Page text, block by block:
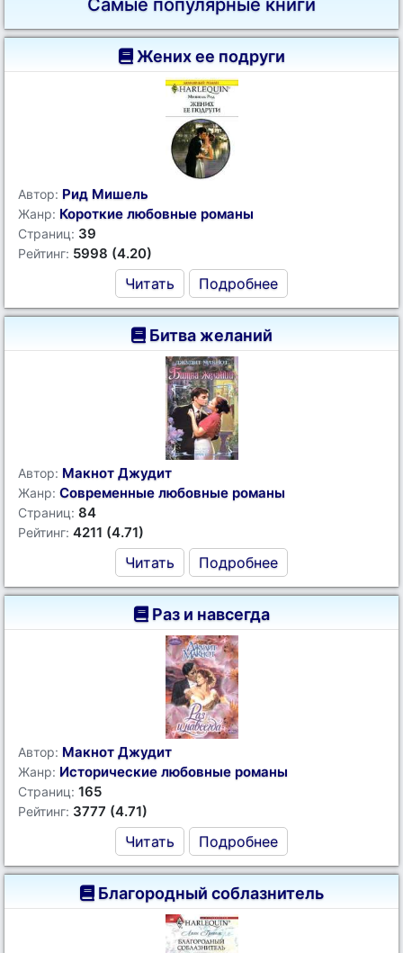
Самые популярные книги
Жених ее подруги
Автор: Рид Мишель
Жанр: Короткие любовные романы
Страниц: 39
Рейтинг: 5998 (4.20)
Читать Подробнее
Битва желаний
Автор: Макнот Джудит
Жанр: Современные любовные романы
Страниц: 84
Рейтинг: 4211 (4.71)
Читать Подробнее
Раз и навсегда
Автор: Макнот Джудит
Жанр: Исторические любовные романы
Страниц: 165
Рейтинг: 3777 (4.71)
Читать Подробнее
Благородный соблазнитель